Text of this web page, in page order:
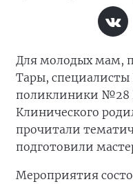
Для молодых мам,
Тары,
поликлиники №28
Клинического
прочитали
подготовили
Мероприятия